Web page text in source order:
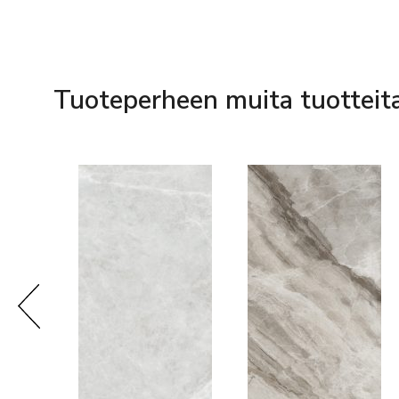
Tuoteperheen muita